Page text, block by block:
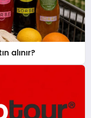
alınır?